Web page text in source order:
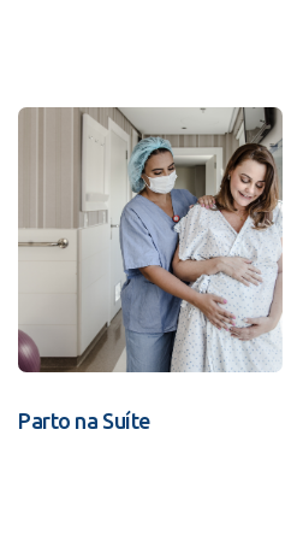
Parto na Suíte